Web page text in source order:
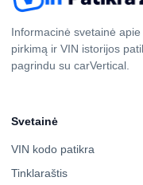
Informacinė svetainė
pirkimą ir VIN istorijos
pagrindu su carVertical.
Svetainė
VIN kodo patikra
Tinklaraštis